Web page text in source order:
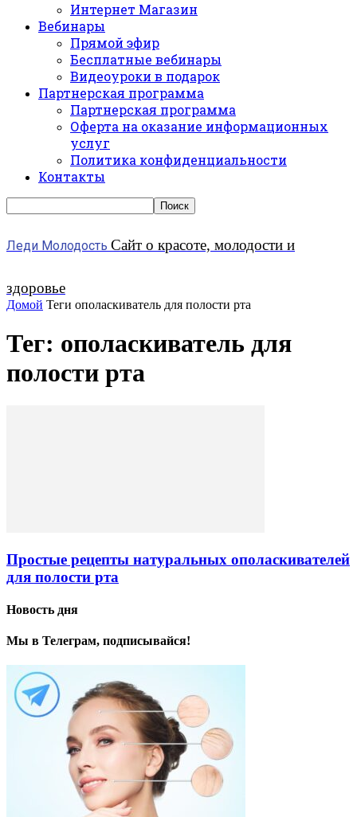
Интернет Магазин
Вебинары
Прямой эфир
Бесплатные вебинары
Видеоуроки в подарок
Партнерская программа
Партнерская программа
Оферта на оказание информационных
услуг
Политика конфиденциальности
Контакты
Леди Молодость Сайт о красоте, молодости и
здоровье
Домой Теги ополаскиватель для полости рта
Тег: ополаскиватель для
полости рта
Простые рецепты натуральных ополаскивателей
для полости рта
Новость дня
Мы в Телеграм, подписывайся!